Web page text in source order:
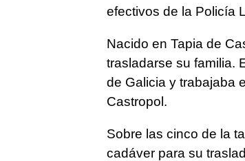
efectivos de la Policía
Nacido en Tapia de
trasladarse su familia.
de Galicia y trabajaba
Castropol.
Sobre las cinco de la
cadáver para su